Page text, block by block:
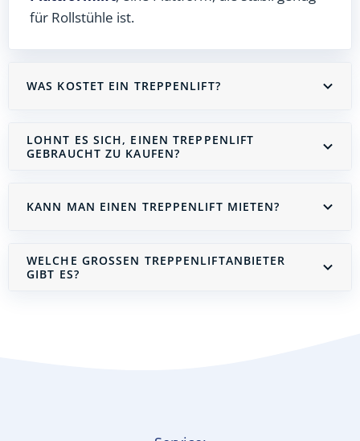
für Rollstühle ist.
WAS KOSTET EIN TREPPENLIFT?
LOHNT ES SICH, EINEN TREPPENLIFT
GEBRAUCHT ZU KAUFEN?
KANN MAN EINEN TREPPENLIFT MIETEN?
WELCHE GROSSEN TREPPENLIFTANBIETER G
IBT ES?